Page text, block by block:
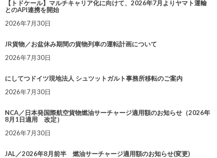
【トドケール】マルチキャリア化に向けて、2026年7月よりヤマト運輸
とのAPI連携を開始
2026年7月30日
JR貨物／お盆休み期間の貨物列車の運転計画について
2026年7月30日
にしてつドイツ現地法人 シュツットガルト事務所移転のご案内
2026年7月30日
NCA／日本発国際航空貨物燃油サーチャージ適用額のお知らせ（2026年
8月1日適用 改定）
2026年7月30日
JAL／2026年8月前半 燃油サーチャージ適用額のお知らせ(変更)